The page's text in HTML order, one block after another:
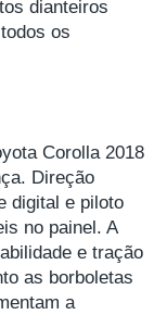
dianteiros
os
Corolla 2018
Direção
digital e piloto
no painel. A
e tração
as borboletas
a